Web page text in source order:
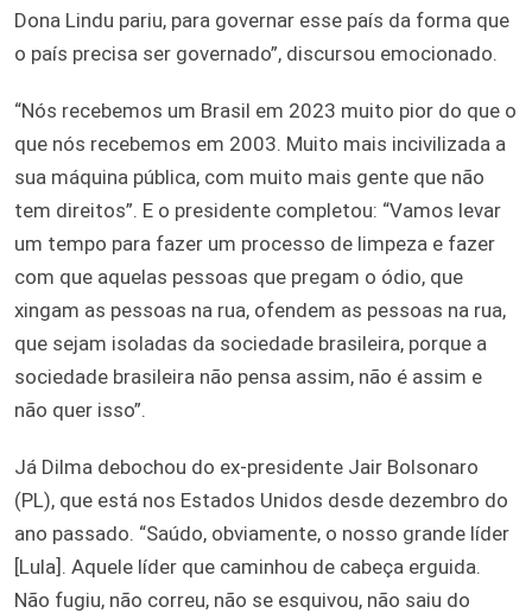
Dona Lindu pariu, para governar esse país da forma que
o país precisa ser governado”, discursou emocionado.
“Nós recebemos um Brasil em 2023 muito pior do que o
que nós recebemos em 2003. Muito mais incivilizada a
sua máquina pública, com muito mais gente que não
tem direitos”. E o presidente completou: “Vamos levar
um tempo para fazer um processo de limpeza e fazer
com que aquelas pessoas que pregam o ódio, que
xingam as pessoas na rua, ofendem as pessoas na rua,
que sejam isoladas da sociedade brasileira, porque a
sociedade brasileira não pensa assim, não é assim e
não quer isso”.
Já Dilma debochou do ex-presidente Jair Bolsonaro
(PL), que está nos Estados Unidos desde dezembro do
ano passado. “Saúdo, obviamente, o nosso grande líder
[Lula]. Aquele líder que caminhou de cabeça erguida.
Não fugiu, não correu, não se esquivou, não saiu do